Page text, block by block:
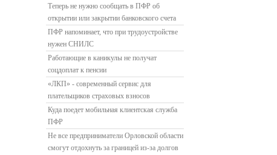
Теперь не нужно сообщать в ПФР об
открытии или закрытии банковского счета
ПФР напоминает, что при трудоустройстве
нужен СНИЛС
Работающие в каникулы не получат
соцдоплат к пенсии
«ЛКП» - современный сервис для
плательщиков страховых взносов
Куда поедет мобильная клиентская служба
ПФР
Не все предприниматели Орловской области
смогут отдохнуть за границей из-за долгов